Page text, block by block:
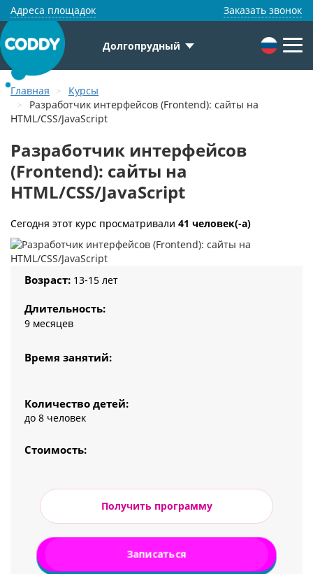
Адреса площадок Заказать звонок
Долгопрудный
Главная
Курсы
Разработчик интерфейсов (Frontend): сайты на
HTML/CSS/JavaScript
Разработчик интерфейсов
(Frontend): сайты на
HTML/CSS/JavaScript
Сегодня этот курс просматривали 41 человек(-а)
Возраст: 13-15 лет
Длительность:
9 месяцев
Время занятий:
Количество детей:
до 8 человек
Стоимость:
Получить программу
Записаться